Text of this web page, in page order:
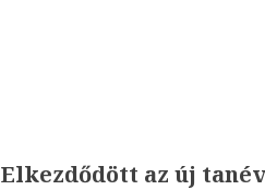
Elkezdődött az új